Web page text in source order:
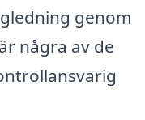
genom
några av de